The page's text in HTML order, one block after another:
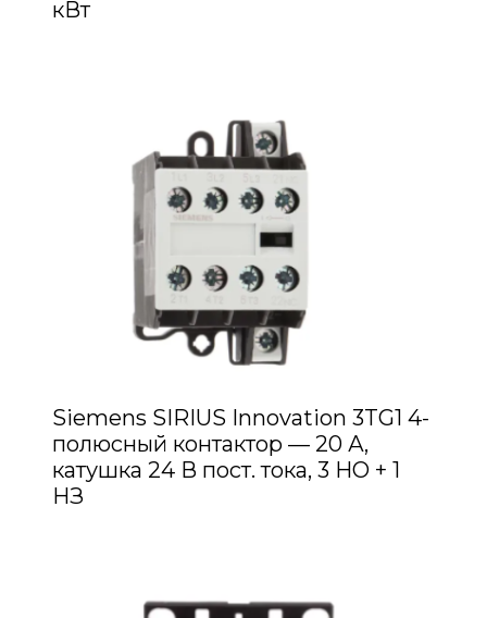
кВт
Siemens SIRIUS Innovation 3TG1 4-
полюсный контактор — 20 А,
катушка 24 В пост. тока, 3 НО + 1
НЗ